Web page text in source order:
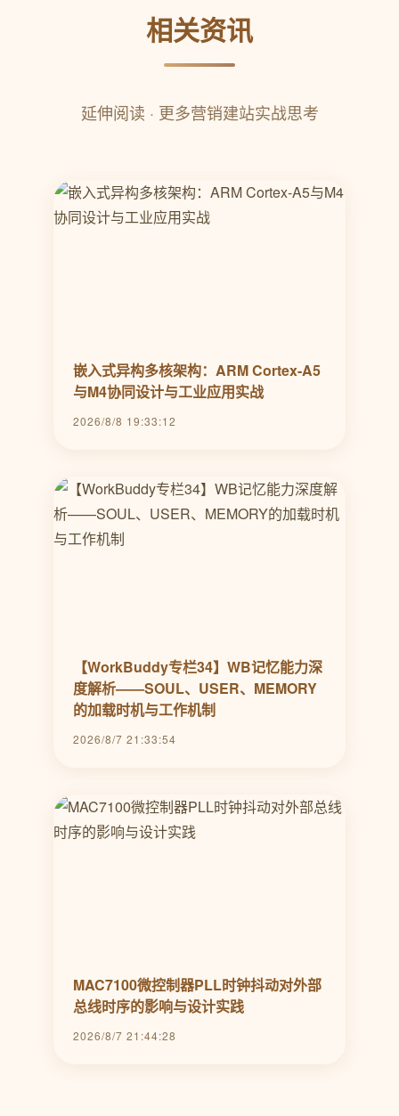
相关资讯
延伸阅读 · 更多营销建站实战思考
嵌入式异构多核架构：ARM Cortex-A5
与M4协同设计与工业应用实战
2026/8/8 19:33:12
【WorkBuddy专栏34】WB记忆能力深
度解析——SOUL、USER、MEMORY
的加载时机与工作机制
2026/8/7 21:33:54
MAC7100微控制器PLL时钟抖动对外部
总线时序的影响与设计实践
2026/8/7 21:44:28